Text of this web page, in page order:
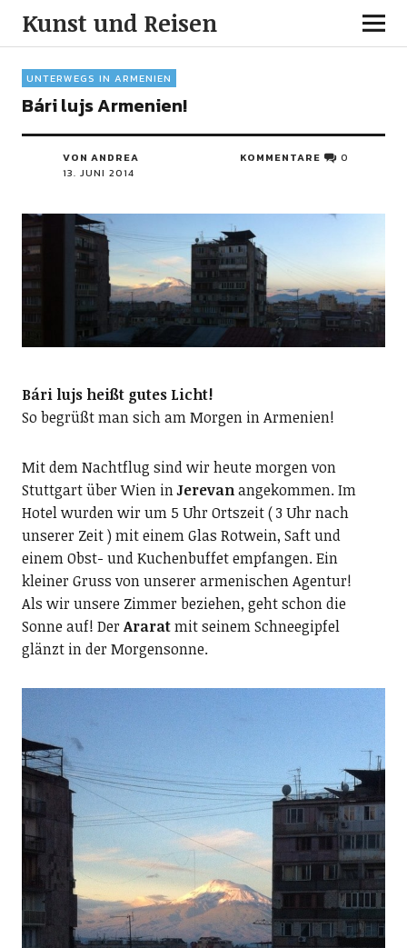
Kunst und Reisen
UNTERWEGS IN ARMENIEN
Bári lujs Armenien!
VON ANDREA
13. JUNI 2014
KOMMENTARE 0
Bári lujs heißt gutes Licht!
So begrüßt man sich am Morgen in Armenien!
Mit dem Nachtflug sind wir heute morgen von
Stuttgart über Wien inJerevanangekommen. Im
Hotel wurden wir um 5 Uhr Ortszeit ( 3 Uhr nach
unserer Zeit ) mit einem Glas Rotwein, Saft und
einem Obst- und Kuchenbuffet empfangen. Ein
kleiner Gruss von unserer armenischen Agentur!
Als wir unsere Zimmer beziehen, geht schon die
Sonne auf! DerAraratmit seinem Schneegipfel
glänzt in der Morgensonne.